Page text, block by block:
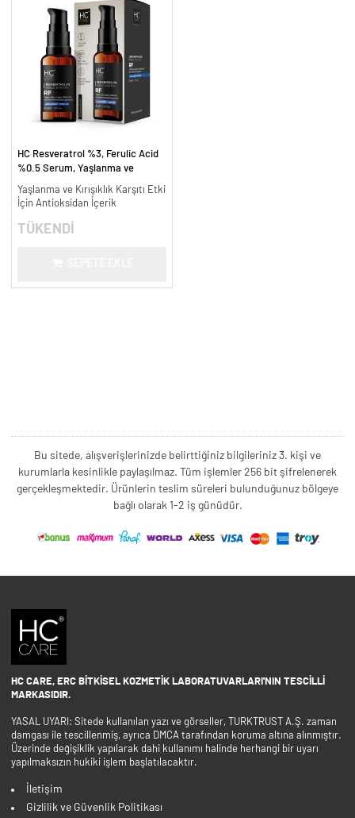
HC Resveratrol %3, Ferulic Acid
%0.5 Serum, Yaşlanma ve
Yaşlanma ve Kırışıklık Karşıtı Etki
İçin Antioksidan İçerik
TÜKENDİ
Bu sitede, alışverişlerinizde belirttiğiniz bilgileriniz 3. kişi ve
kurumlarla kesinlikle paylaşılmaz. Tüm işlemler 256 bit şifrelenerek
gerçekleşmektedir. Ürünlerin teslim süreleri bulunduğunuz bölgeye
bağlı olarak 1-2 iş günüdür.
HC CARE, ERC BITKISEL KOZMETIK LABORATUVARLARI'NIN TESCILLI
MARKASIDIR.
YASAL UYARI: Sitede kullanılan yazı ve görseller, TURKTRUST A.Ş. zaman
damgası ile tescillenmiş, ayrıca DMCA tarafından koruma altına alınmıştır.
Üzerinde değişiklik yapılarak dahi kullanımı halinde herhangi bir uyarı
yapılmaksızın hukiki işlem başlatılacaktır.
İletişim
Gizlilik ve Güvenlik Politikası